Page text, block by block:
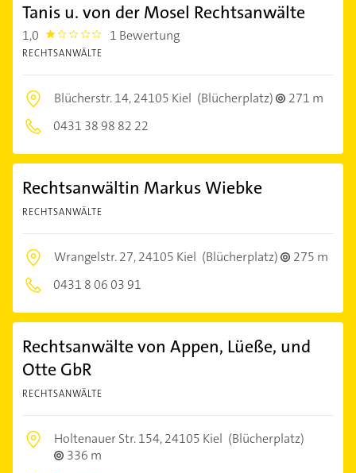
Tanis u. von der Mosel Rechtsanwälte
1,0 1.0 1 Bewertung
RECHTSANWÄLTE
Blücherstr. 14,24105 Kiel (Blücherplatz)
271 m
0431 38 98 82 22
Rechtsanwältin Markus Wiebke
RECHTSANWÄLTE
Wrangelstr. 27,24105 Kiel (Blücherplatz)
275 m
0431 8 06 03 91
Rechtsanwälte von Appen, Lüeße, und
Otte GbR
RECHTSANWÄLTE
Holtenauer Str. 154,24105 Kiel (Blücherplatz)
336 m